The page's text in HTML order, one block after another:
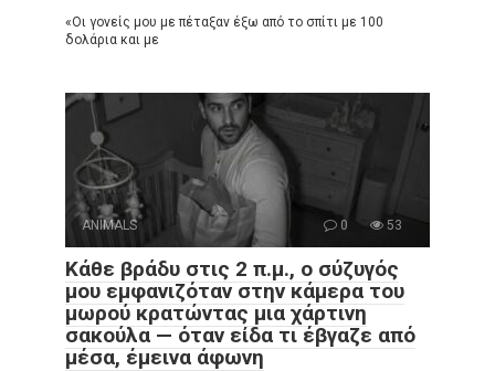
«Οι γονείς μου με πέταξαν έξω από το σπίτι με 100
δολάρια και με
ANIMALS 0 53
Κάθε βράδυ στις 2 π.μ., ο σύζυγός
μου εμφανιζόταν στην κάμερα του
μωρού κρατώντας μια χάρτινη
σακούλα — όταν είδα τι έβγαζε από
μέσα, έμεινα άφωνη